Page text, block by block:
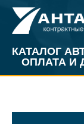
КАТАЛОГ
ОПЛАТА И